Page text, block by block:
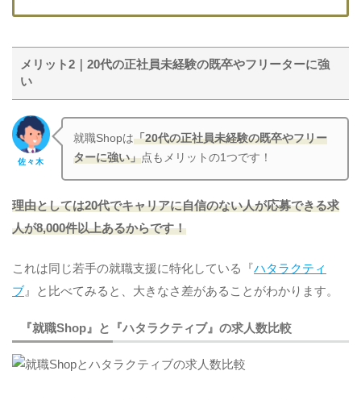
メリット2｜20代の正社員未経験の既卒やフリーターに強
い
佐々木
就職Shopは「20代の正社員未経験の既卒やフリー
ターに強い」点もメリットの1つです！
理由としては20代でキャリアに自信のない人が応募できる求
人が8,000件以上あるからです！
これは同じ若手の就職支援に特化している『ハタラクティ
ブ 』と比べてみると、大きなさ差があることがわかります。
『就職Shop』と『ハタラクティブ』の求人数比較